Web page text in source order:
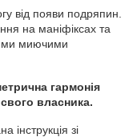
від появи подряпин.
на маніфіксах та
миючими
гармонія
власника.
інструкція зі